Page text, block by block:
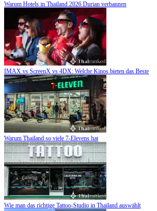
Warum Hotels in Thailand 2026 Durian verbannen
IMAX vs ScreenX vs 4DX: Welche Kinos bieten das Beste
Warum Thailand so viele 7-Elevens hat
Wie man das richtige Tattoo-Studio in Thailand auswählt